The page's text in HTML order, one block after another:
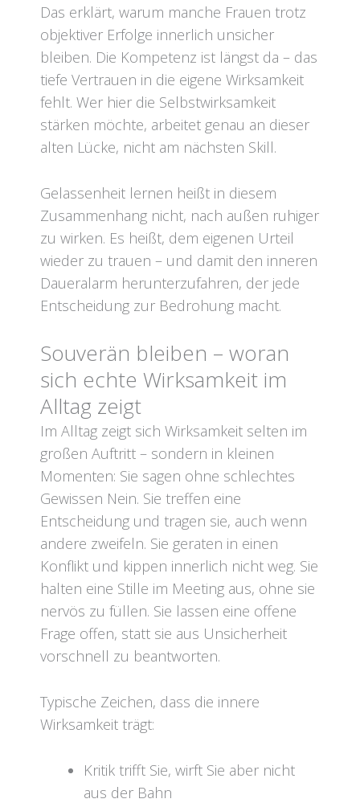
Das erklärt, warum manche Frauen trotz
objektiver Erfolge innerlich unsicher
bleiben. Die Kompetenz ist längst da – das
tiefe Vertrauen in die eigene Wirksamkeit
fehlt. Wer hier die Selbstwirksamkeit
stärken möchte, arbeitet genau an dieser
alten Lücke, nicht am nächsten Skill.
Gelassenheit lernen heißt in diesem
Zusammenhang nicht, nach außen ruhiger
zu wirken. Es heißt, dem eigenen Urteil
wieder zu trauen – und damit den inneren
Daueralarm herunterzufahren, der jede
Entscheidung zur Bedrohung macht.
Souverän bleiben – woran
sich echte Wirksamkeit im
Alltag zeigt
Im Alltag zeigt sich Wirksamkeit selten im
großen Auftritt – sondern in kleinen
Momenten: Sie sagen ohne schlechtes
Gewissen Nein. Sie treffen eine
Entscheidung und tragen sie, auch wenn
andere zweifeln. Sie geraten in einen
Konflikt und kippen innerlich nicht weg. Sie
halten eine Stille im Meeting aus, ohne sie
nervös zu füllen. Sie lassen eine offene
Frage offen, statt sie aus Unsicherheit
vorschnell zu beantworten.
Typische Zeichen, dass die innere
Wirksamkeit trägt:
Kritik trifft Sie, wirft Sie aber nicht
aus der Bahn